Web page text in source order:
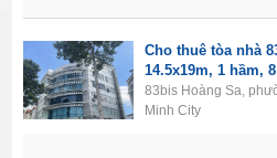
Cho thuê tòa nhà
14.5x19m, 1 hầm,
83bis Hoàng Sa,
Minh City